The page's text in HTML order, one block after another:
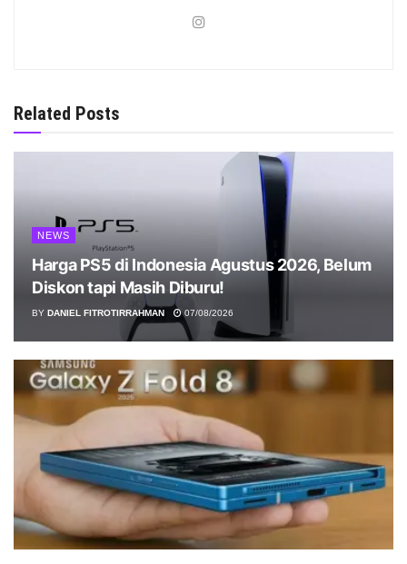
Related Posts
NEWS
Harga PS5 di Indonesia Agustus 2026, Belum
Diskon tapi Masih Diburu!
BY DANIEL FITROTIRRAHMAN 07/08/2026